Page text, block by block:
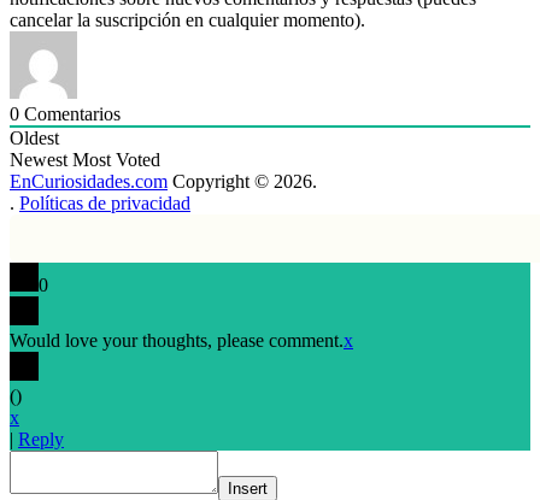
cancelar la suscripción en cualquier momento).
0 Comentarios
Oldest
Newest Most Voted
EnCuriosidades.com Copyright © 2026.
. Políticas de privacidad
0
Would love your thoughts, please comment.x
()
x
| Reply
Insert